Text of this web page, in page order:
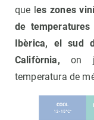
que les zones
de
Ibèrica, el sud
Califòrnia, on
temperatura de